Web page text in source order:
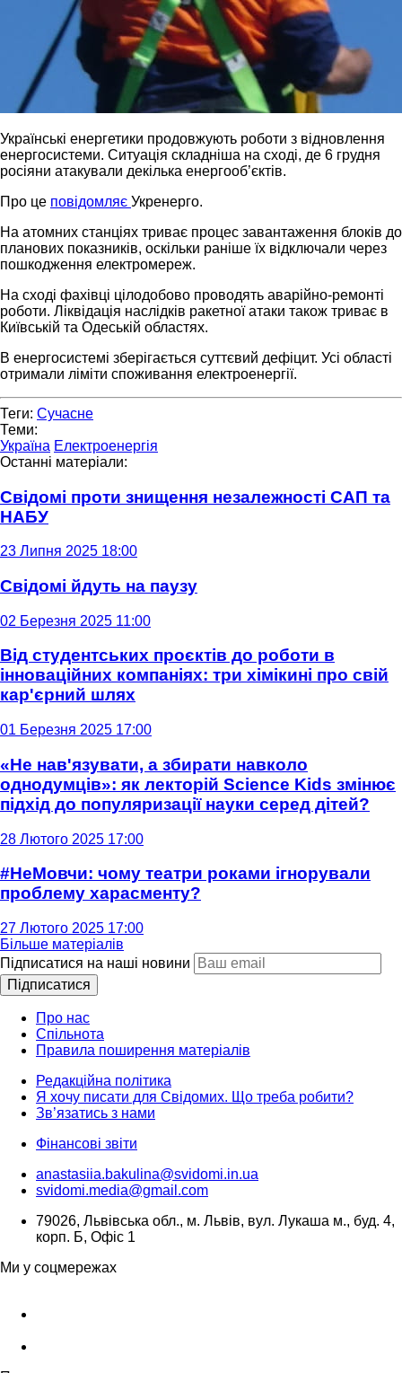
Українські енергетики продовжують роботи з відновлення
енергосистеми. Ситуація складніша на сході, де 6 грудня
росіяни атакували декілька енергооб’єктів.
Про це повідомляє Укренерго.
На атомних станціях триває процес завантаження блоків до
планових показників, оскільки раніше їх відключали через
пошкодження електромереж.
На сході фахівці цілодобово проводять аварійно-ремонті
роботи. Ліквідація наслідків ракетної атаки також триває в
Київській та Одеській областях.
В енергосистемі зберігається суттєвий дефіцит. Усі області
отримали ліміти споживання електроенергії.
Теги: Сучасне
Теми:
Україна Електроенергія
Останні матеріали:
Свідомі проти знищення незалежності САП та
НАБУ
23 Липня 2025 18:00
Свідомі йдуть на паузу
02 Березня 2025 11:00
Від студентських проєктів до роботи в
інноваційних компаніях: три хімікині про свій
кар'єрний шлях
01 Березня 2025 17:00
«Не нав'язувати, а збирати навколо
однодумців»: як лекторій Science Kids змінює
підхід до популяризації науки серед дітей?
28 Лютого 2025 17:00
#НеМовчи: чому театри роками ігнорували
проблему харасменту?
27 Лютого 2025 17:00
Більше матеріалів
Підписатися на наші новини
Підписатися
Про нас
Спільнота
Правила поширення матеріалів
Редакційна політика
Я хочу писати для Свідомих. Що треба робити?
Зв’язатись з нами
Фінансові звіти
anastasiia.bakulina@svidomi.in.ua
svidomi.media@gmail.com
79026, Львівська обл., м. Львів, вул. Лукаша м., буд. 4,
корп. Б, Офіс 1
Ми у соцмережах